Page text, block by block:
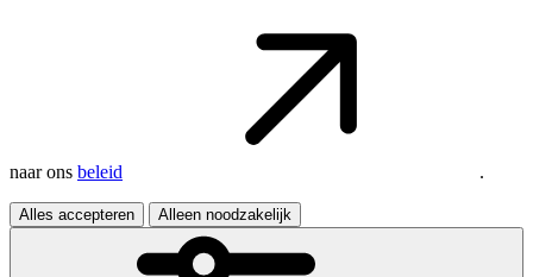
naar ons beleid .
Alles accepteren Alleen noodzakelijk